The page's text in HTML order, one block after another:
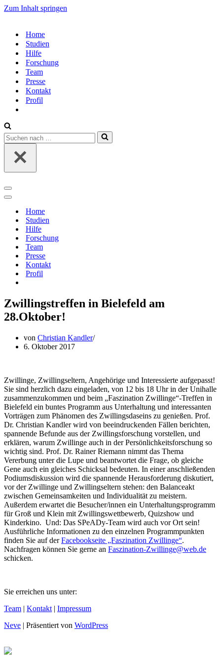
Zum Inhalt springen
Home
Studien
Hilfe
Forschung
Team
Presse
Kontakt
Profil
Suchen
nach …
Navigations-
Menü
Navigations-
Home
Studien
Hilfe
Forschung
Team
Presse
Kontakt
Profil
Zwillingstreffen in Bielefeld am
28.Oktober!
von Christian Kandler
6. Oktober 2017
Zwillinge, Zwillingseltern, Angehörige und Interessierte aufgepasst!
Sie sind herzlich dazu eingeladen, von 12 bis 18 Uhr in der Unihalle
zusammenzukommen und beim „Faszination Zwillinge“-Treffen in
Bielefeld ein buntes Programm aus Unterhaltung und interessanten
Vorträgen zum Phänomen des Zwillingsdaseins zu genießen. Prof.
Dr. Christian Kandler wird von beeindruckenden Fällen berichten,
spannende Befunde aus der Zwillingsforschung vorstellen, und
erklären, warum Zwillinge auch in der Persönlichkeitsforschung so
wichtig sind. Prof. Dr. Rainer Riemann nimmt das Thema
Vererbung unter die Lupe und beantwortet die Frage, ob gleiche
Gene auch ein gleiches Schicksal bedeuten. In einer anschließenden
Podiumsdiskussion wird die spannende Herausforderung diskutiert,
vor der Zwillinge und Zwillingseltern stehen: den Balanceakt
zwischen Gemeinsamkeiten und Individualität zu meistern.
Außerdem erwartet die Besucher/innen ein Unterhaltungsprogramm
für Groß und Klein mit Zwillingswettbewerb, Quizshow und
Kinderkino. Und: Das SPeADy-Team wird auch vor Ort sein!
Ausführliche Informationen zu den einzelnen Programmpunkten
finden Sie auf derFacebookseite „Faszination Zwillinge“.
Nachfragen können Sie gerne an Faszination-Zwillinge@web.de
schicken.
Sie erreichen uns unter:
Team | Kontakt | Impressum
Neve | Präsentiert von WordPress